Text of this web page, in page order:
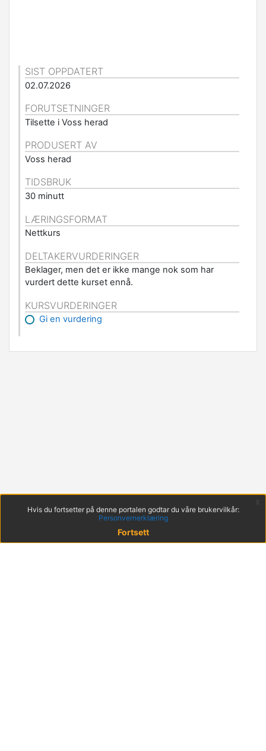
SIST OPPDATERT
02.07.2026
FORUTSETNINGER
Tilsette i Voss herad
PRODUSERT AV
Voss herad
TIDSBRUK
30 minutt
LÆRINGSFORMAT
Nettkurs
DELTAKERVURDERINGER
Beklager, men det er ikke mange nok som har
vurdert dette kurset ennå.
KURSVURDERINGER
Gi en vurdering
Hvis du fortsetter på denne portalen godtar du våre brukervilkår:
Personvernerklæring
Fortsett
x